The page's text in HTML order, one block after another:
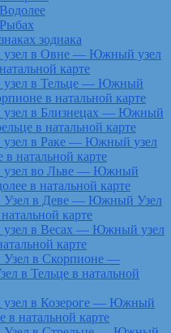
зодиака
узел в Овне — Южный узел
карте
узел в Тельце — Южный
в натальной карте
узел в Близнецах — Южный
в натальной карте
узел в Раке — Южный узел
в натальной карте
узел во Льве — Южный
в натальной карте
Узел в Деве — Южный Узел
карте
узел в Весах — Южный узел
карте
Узел в Скорпионе —
в Тельце в натальной
узел в Козероге — Южный
в натальной карте